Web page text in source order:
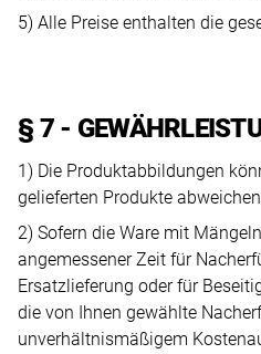
5) Alle Preise enthalten die
§ 7 -
1) Die Produktabbildungen
gelieferten Produkte
2) Sofern die Ware mit
angemessener Zeit für
Ersatzlieferung oder für
die von Ihnen gewählte
unverhältnismäßigem